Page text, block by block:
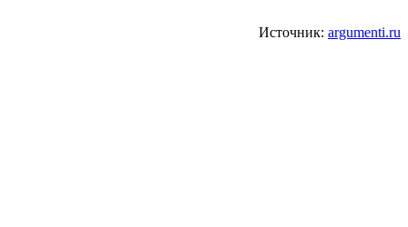
Источник: argumenti.ru